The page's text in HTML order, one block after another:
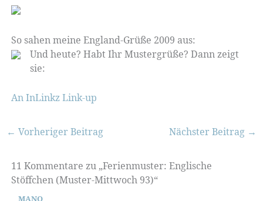
So sahen meine England-Grüße 2009 aus:
Und heute? Habt Ihr Mustergrüße? Dann zeigt
sie:
An InLinkz Link-up
← Vorheriger Beitrag Nächster Beitrag →
11 Kommentare zu „Ferienmuster: Englische
Stöffchen (Muster-Mittwoch 93)“
MANO